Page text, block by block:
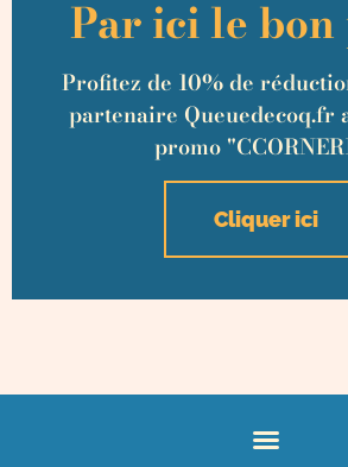
Par ici le
Profitez de 10% de
partenaire Queuedecoq.fr
promo
Cliquer ici